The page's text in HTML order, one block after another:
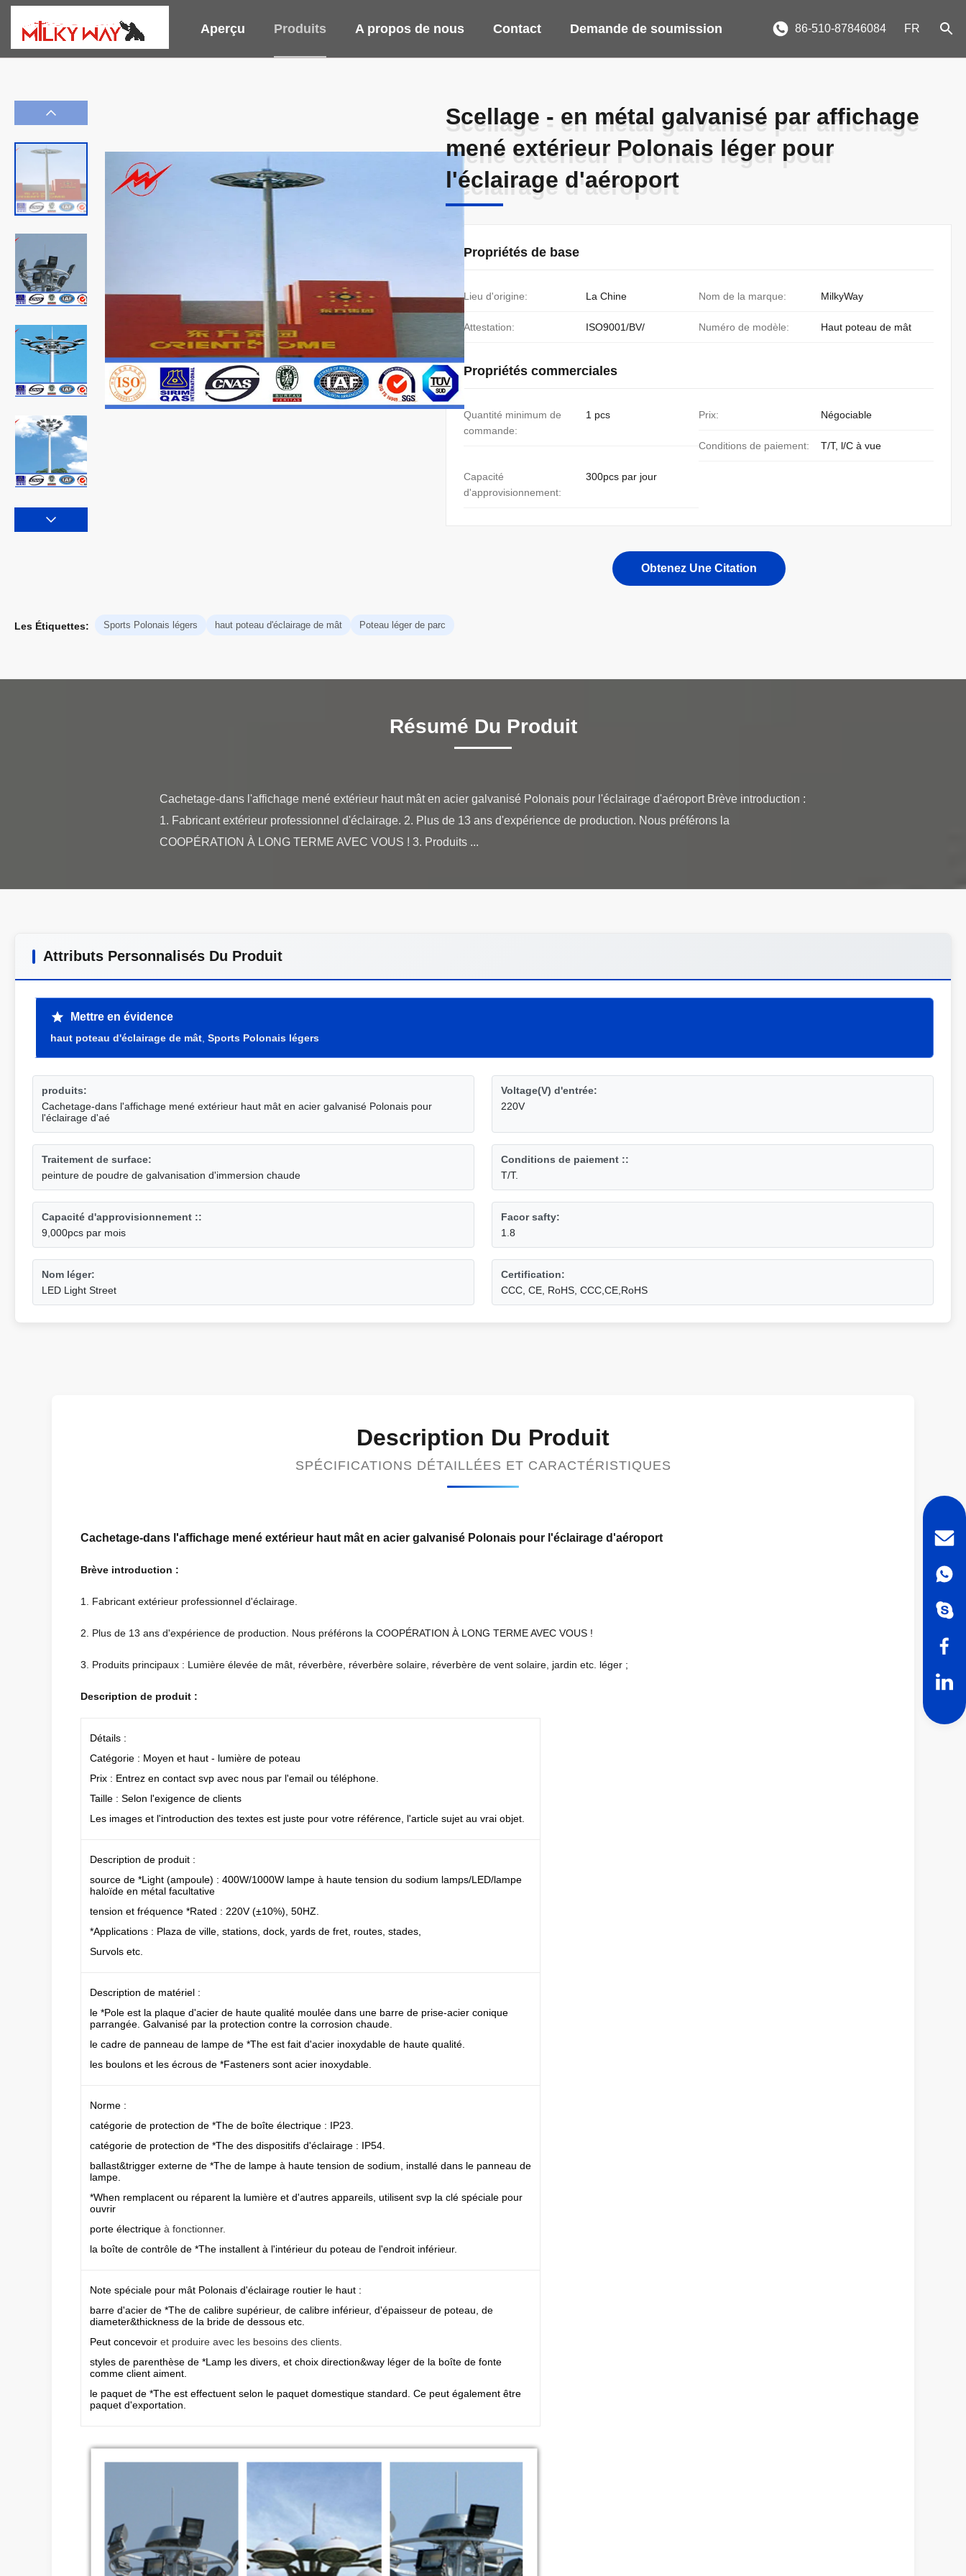
Aperçu Produits A propos de nous Contact Demande de soumission 86-510-87846084 FR
Scellage - en métal galvanisé par affichage
mené extérieur Polonais léger pour
l'éclairage d'aéroport
Scellage - en métal galvanisé par affichage
mené extérieur Polonais léger pour
l'éclairage d'aéroport
Propriétés de base
Lieu d'origine: La Chine Nom de la marque: MilkyWay
Attestation: ISO9001/BV/ Numéro de modèle: Haut poteau de mât
Propriétés commerciales
Quantité minimum de
commande:
1 pcs Prix: Négociable
Conditions de paiement: T/T, l/C à vue
Capacité
d'approvisionnement:
300pcs par jour
Obtenez Une Citation
Les Étiquettes: Sports Polonais légers haut poteau d'éclairage de mât Poteau léger de parc
Résumé Du Produit
Cachetage-dans l'affichage mené extérieur haut mât en acier galvanisé Polonais pour l'éclairage d'aéroport Brève introduction :
1. Fabricant extérieur professionnel d'éclairage. 2. Plus de 13 ans d'expérience de production. Nous préférons la
Attributs Personnalisés Du Produit
Mettre en évidence
haut poteau d'éclairage de mât Sports Polonais légers
produits:
Cachetage-dans l'affichage mené extérieur haut mât en acier galvanisé Polonais pour
l'éclairage d'aé
Voltage(V) d'entrée:
220V
Traitement de surface:
peinture de poudre de galvanisation d'immersion chaude
Conditions de paiement ::
T/T.
Capacité d'approvisionnement ::
9,000pcs par mois
Facor safty:
1.8
Nom léger:
LED Light Street
Certification:
CCC, CE, RoHS, CCC,CE,RoHS
Description Du Produit
SPÉCIFICATIONS DÉTAILLÉES ET CARACTÉRISTIQUES
Cachetage-dans l'affichage mené extérieur haut mât en acier galvanisé Polonais pour l'éclairage d'aéroport
Brève introduction :
1. Fabricant extérieur professionnel d'éclairage.
2. Plus de 13 ans d'expérience de production. Nous préférons la COOPÉRATION À LONG TERME AVEC VOUS !
3. Produits principaux : Lumière élevée de mât, réverbère, réverbère solaire, réverbère de vent solaire, jardin etc. léger ;
Description de produit :
Détails :
Catégorie : Moyen et haut - lumière de poteau
Prix : Entrez en contact svp avec nous par l'email ou téléphone.
Taille : Selon l'exigence de clients
Les images et l'introduction des textes est juste pour votre référence, l'article sujet au vrai objet.
Description de produit :
source de *Light (ampoule) : 400W/1000W lampe à haute tension du sodium lamps/LED/lampe
haloïde en métal facultative
tension et fréquence *Rated : 220V (±10%), 50HZ.
*Applications : Plaza de ville, stations, dock, yards de fret, routes, stades,
Survols etc.
Description de matériel :
le *Pole est la plaque d'acier de haute qualité moulée dans une barre de prise-acier conique
parrangée. Galvanisé par la protection contre la corrosion chaude.
le cadre de panneau de lampe de *The est fait d'acier inoxydable de haute qualité.
les boulons et les écrous de *Fasteners sont acier inoxydable.
Norme :
catégorie de protection de *The de boîte électrique : IP23.
catégorie de protection de *The des dispositifs d'éclairage : IP54.
ballast&trigger externe de *The de lampe à haute tension de sodium, installé dans le panneau de
lampe.
*When remplacent ou réparent la lumière et d'autres appareils, utilisent svp la clé spéciale pour
ouvrir
porte électrique à fonctionner.
la boîte de contrôle de *The installent à l'intérieur du poteau de l'endroit inférieur.
Note spéciale pour mât Polonais d'éclairage routier le haut :
barre d'acier de *The de calibre supérieur, de calibre inférieur, d'épaisseur de poteau, de
diameter&thickness de la bride de dessous etc.
Peut concevoir et produire avec les besoins des clients.
styles de parenthèse de *Lamp les divers, et choix direction&way léger de la boîte de fonte
comme client aiment.
le paquet de *The est effectuent selon le paquet domestique standard. Ce peut également être
paquet d'exportation.